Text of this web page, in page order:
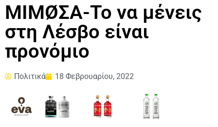
MIMØΣΑ-Το να μένεις
στη Λέσβο είναι
προνόμιο
Πολιτικά 18 Φεβρουαρίου, 2022